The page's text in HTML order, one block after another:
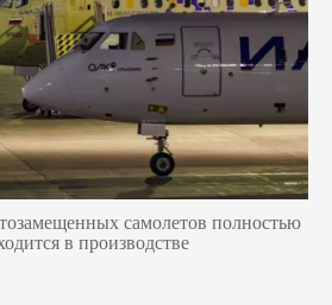
самолетов полностью
в производстве